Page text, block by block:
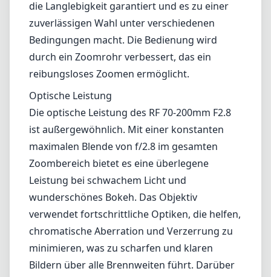
für Porträt-, Sport-, Tier- und Eventfotografie.
Konstruktion und Design
Ein herausragendes Merkmal des RF 70-
200mm ist sein kompaktes Design. Im
Vergleich zu seinem EF-Pendant ist dieses
Objektiv deutlich kleiner und leichter, was
einen großen Vorteil für Fotografen
unterwegs darstellt. Das Objektiv verfügt
über eine robuste, wetterfeste Konstruktion,
die Langlebigkeit garantiert und es zu einer
zuverlässigen Wahl unter verschiedenen
Bedingungen macht. Die Bedienung wird
durch ein Zoomrohr verbessert, das ein
reibungsloses Zoomen ermöglicht.
Optische Leistung
Die optische Leistung des RF 70-200mm F2.8